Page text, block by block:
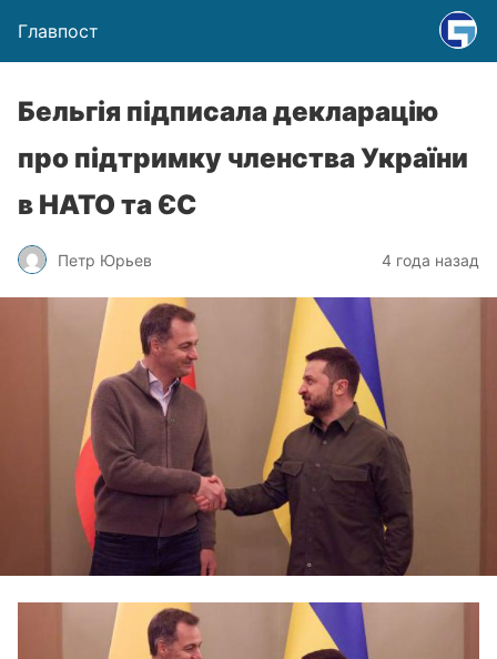
Главпост
Бельгія підписала декларацію
про підтримку членства України
в НАТО та ЄС
Петр Юрьев 4 года назад